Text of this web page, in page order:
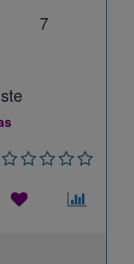
7